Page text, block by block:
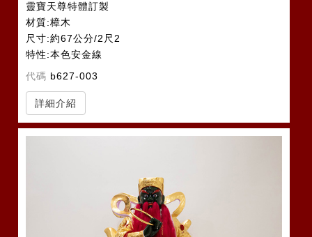
靈寶天尊特體訂製
材質:樟木
尺寸:約67公分/2尺2
特性:本色安金線
代碼 b627-003
詳細介紹